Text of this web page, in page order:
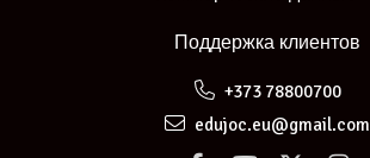
Поддержка клиентов
+373 78800700
edujoc.eu@gmail.com